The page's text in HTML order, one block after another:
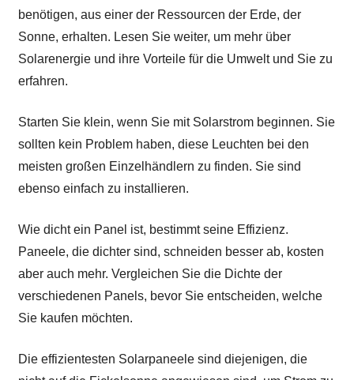
benötigen, aus einer der Ressourcen der Erde, der
Sonne, erhalten. Lesen Sie weiter, um mehr über
Solarenergie und ihre Vorteile für die Umwelt und Sie zu
erfahren.
Starten Sie klein, wenn Sie mit Solarstrom beginnen. Sie
sollten kein Problem haben, diese Leuchten bei den
meisten großen Einzelhändlern zu finden. Sie sind
ebenso einfach zu installieren.
Wie dicht ein Panel ist, bestimmt seine Effizienz.
Paneele, die dichter sind, schneiden besser ab, kosten
aber auch mehr. Vergleichen Sie die Dichte der
verschiedenen Panels, bevor Sie entscheiden, welche
Sie kaufen möchten.
Die effizientesten Solarpaneele sind diejenigen, die